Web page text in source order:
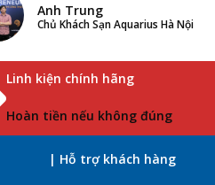
Anh Trung
Chủ Khách Sạn Aquarius Hà Nội
Linh kiện chính hãng
Hoàn tiền nếu không đúng
| Hỗ trợ khách hàng